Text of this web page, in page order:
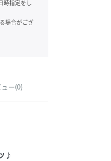
時指定をし
場合がござ
ュー(0)
♪